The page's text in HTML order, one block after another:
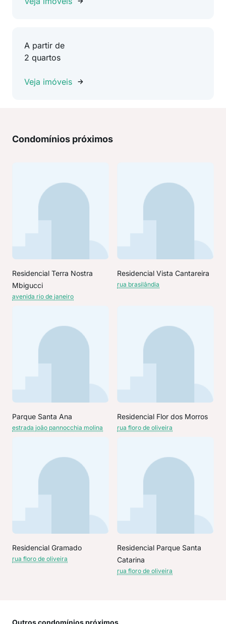
A partir de
2 quartos
Veja imóveis
Condomínios próximos
Residencial Terra Nostra
Mbigucci
avenida rio de janeiro
Residencial Vista Cantareira
rua brasilândia
Parque Santa Ana
estrada joão pannocchia molina
Residencial Flor dos Morros
rua floro de oliveira
Residencial Gramado
rua floro de oliveira
Residencial Parque Santa
Catarina
rua floro de oliveira
Outros condomínios próximos